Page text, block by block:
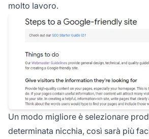
molto lavoro.
Un modo migliore è selezionare
determinata nicchia, così sarà più